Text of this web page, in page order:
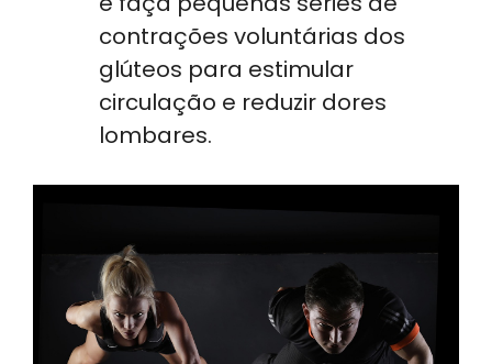
contrações voluntárias dos
glúteos para estimular
circulação e reduzir dores
lombares.